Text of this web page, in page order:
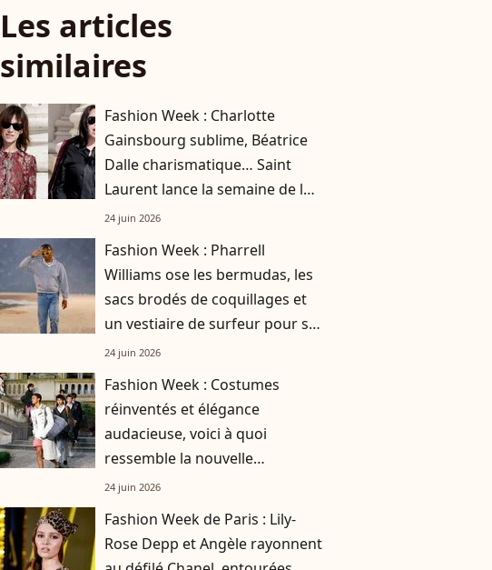
Les articles
similaires
Fashion Week : Charlotte
Gainsbourg sublime, Béatrice
Dalle charismatique… Saint
Laurent lance la semaine de la
mode en beauté
24 juin 2026
Fashion Week : Pharrell
Williams ose les bermudas, les
sacs brodés de coquillages et
un vestiaire de surfeur pour sa
collection Louis Vuitton
24 juin 2026
Fashion Week : Costumes
réinventés et élégance
audacieuse, voici à quoi
ressemble la nouvelle
collection de Dior
24 juin 2026
Fashion Week de Paris : Lily-
Rose Depp et Angèle rayonnent